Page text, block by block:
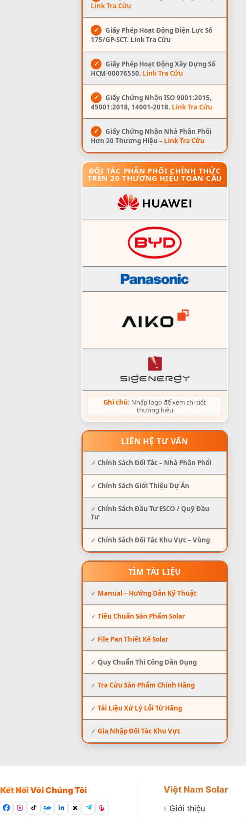
Link Tra Cứu
✓
Giấy Phép Hoạt Động Điện Lực Số
175/GP-SCT. Link Tra Cứu
✓
Giấy Phép Hoạt Động Xây Dựng Số
HCM-00076550. Link Tra Cứu
✓
Giấy Chứng Nhận ISO 9001:2015,
45001:2018, 14001-2018. Link Tra Cứu
✓
Giấy Chứng Nhận Nhà Phân Phối
Hơn 20 Thương Hiệu – Link Tra Cứu
ĐỐI TÁC PHÂN PHỐI CHÍNH THỨC
TRÊN 20 THƯƠNG HIỆU TOÀN CẦU
Ghi chú: Nhấp logo để xem chi tiết
thương hiệu
LIÊN HỆ TƯ VẤN
✓ Chính Sách Đối Tác – Nhà Phân Phối
✓ Chính Sách Giới Thiệu Dự Án
✓ Chính Sách Đầu Tư ESCO / Quỹ Đầu
Tư
✓ Chính Sách Đối Tác Khu Vực – Vùng
TÌM TÀI LIỆU
✓ Manual – Hướng Dẫn Kỹ Thuật
✓ Tiêu Chuẩn Sản Phẩm Solar
✓ File Pan Thiết Kế Solar
✓ Quy Chuẩn Thi Công Dân Dụng
✓ Tra Cứu Sản Phẩm Chính Hãng
✓ Tài Liệu Xử Lý Lỗi Từ Hãng
✓ Gia Nhập Đối Tác Khu Vực
Kết Nối Với Chúng Tôi
Zalo
Việt Nam Solar
› Giới thiệu